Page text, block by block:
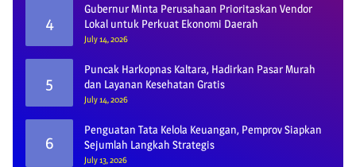
4
Gubernur Minta Perusahaan Prioritaskan Vendor
Lokal untuk Perkuat Ekonomi Daerah
July 14, 2026
5
Puncak Harkopnas Kaltara, Hadirkan Pasar Murah
dan Layanan Kesehatan Gratis
July 14, 2026
6
Penguatan Tata Kelola Keuangan, Pemprov Siapkan
Sejumlah Langkah Strategis
July 13, 2026